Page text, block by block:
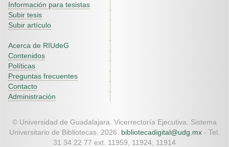
Información para tesistas
Subir tesis
Subir artículo
Acerca de RIUdeG
Contenidos
Políticas
Preguntas frecuentes
Contacto
Administración
© Universidad de Guadalajara. Vicerrectoría Ejecutiva. Sistema
Universitario de Bibliotecas. 2026. bibliotecadigital@udg.mx - Tel.
31 34 22 77 ext. 11959, 11924, 11914